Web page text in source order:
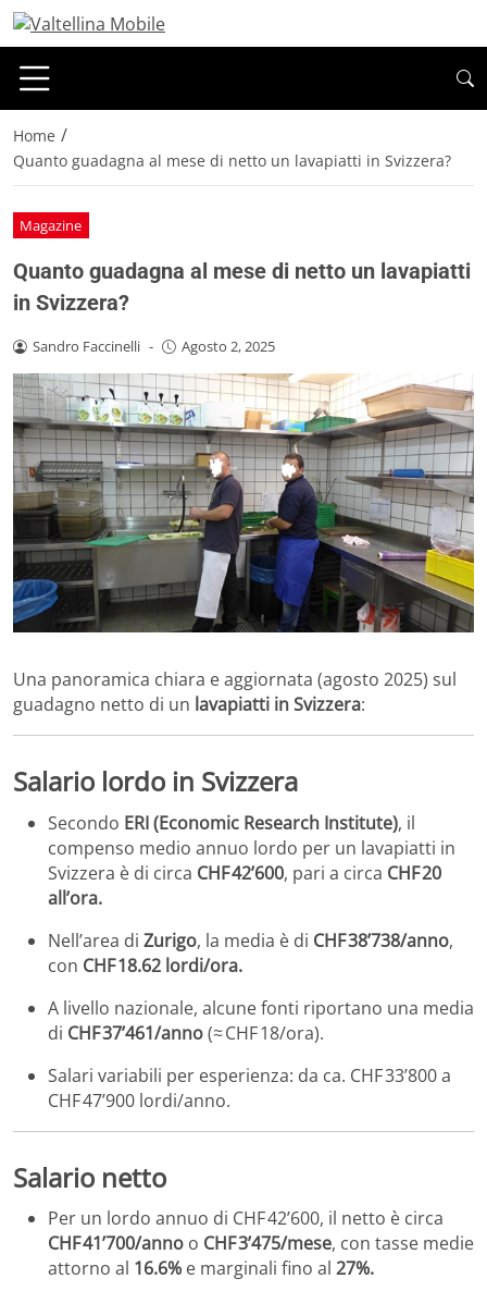
Home /
Quanto guadagna al mese di netto un lavapiatti in Svizzera?
Magazine
Quanto guadagna al mese di netto un lavapiatti
in Svizzera?
Sandro Faccinelli - Agosto 2, 2025
Una panoramica chiara e aggiornata (agosto 2025) sul
guadagno netto di un lavapiatti in Svizzera:
Salario lordo in Svizzera
Secondo ERI (Economic Research Institute), il
compenso medio annuo lordo per un lavapiatti in
Svizzera è di circa CHF 42’600, pari a circa CHF 20
all’ora.
Nell’area di Zurigo, la media è di CHF 38’738/anno,
con CHF 18.62 lordi/ora.
A livello nazionale, alcune fonti riportano una media
di CHF 37’461/anno(≈ CHF 18/ora).
Salari variabili per esperienza: da ca. CHF 33’800 a
CHF 47’900 lordi/anno.
Salario netto
Per un lordo annuo di CHF 42’600, il netto è circa
CHF 41’700/anno o CHF 3’475/mese, con tasse medie
attorno al 16.6% e marginali fino al 27%.